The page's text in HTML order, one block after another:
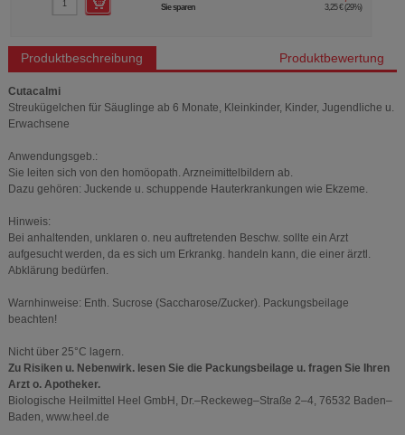
Sie sparen 3,25 € (29%)
Produktbeschreibung Produktbewertung
Cutacalmi
Streukügelchen für Säuglinge ab 6 Monate, Kleinkinder, Kinder, Jugendliche u.
Erwachsene
Anwendungsgeb.:
Sie leiten sich von den homöopath. Arzneimittelbildern ab.
Dazu gehören: Juckende u. schuppende Hauterkrankungen wie Ekzeme.
Hinweis:
Bei anhaltenden, unklaren o. neu auftretenden Beschw. sollte ein Arzt
aufgesucht werden, da es sich um Erkrankg. handeln kann, die einer ärztl.
Abklärung bedürfen.
Warnhinweise: Enth. Sucrose (Saccharose/Zucker). Packungsbeilage
beachten!
Nicht über 25°C lagern.
Zu Risiken u. Nebenwirk. lesen Sie die Packungsbeilage u. fragen Sie Ihren
Arzt o. Apotheker.
Biologische Heilmittel Heel GmbH, Dr.–Reckeweg–Straße 2–4, 76532 Baden–
Baden, www.heel.de